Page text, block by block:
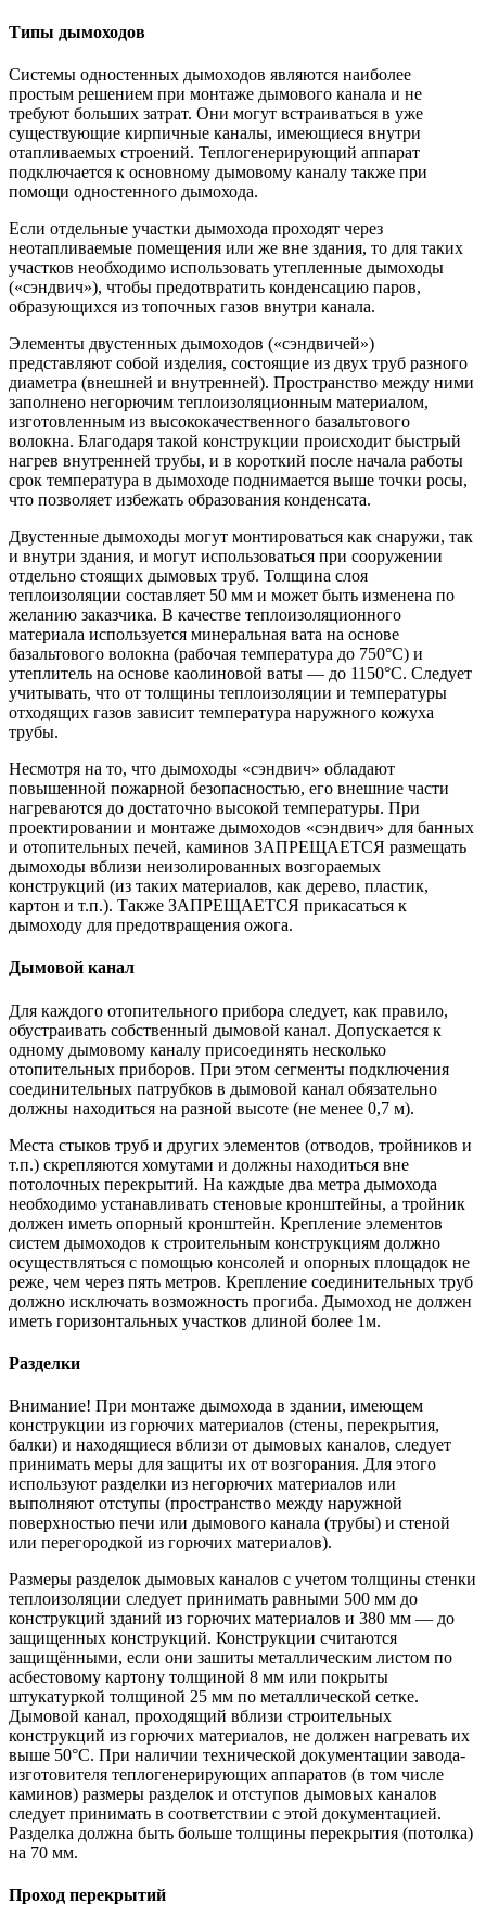
Типы дымоходов
Системы одностенных дымоходов являются наиболее
простым решением при монтаже дымового канала и не
требуют больших затрат. Они могут встраиваться в уже
существующие кирпичные каналы, имеющиеся внутри
отапливаемых строений. Теплогенерирующий аппарат
подключается к основному дымовому каналу также при
помощи одностенного дымохода.
Если отдельные участки дымохода проходят через
неотапливаемые помещения или же вне здания, то для таких
участков необходимо использовать утепленные дымоходы
(«сэндвич»), чтобы предотвратить конденсацию паров,
образующихся из топочных газов внутри канала.
Элементы двустенных дымоходов («сэндвичей»)
представляют собой изделия, состоящие из двух труб разного
диаметра (внешней и внутренней). Пространство между ними
заполнено негорючим теплоизоляционным материалом,
изготовленным из высококачественного базальтового
волокна. Благодаря такой конструкции происходит быстрый
нагрев внутренней трубы, и в короткий после начала работы
срок температура в дымоходе поднимается выше точки росы,
что позволяет избежать образования конденсата.
Двустенные дымоходы могут монтироваться как снаружи, так
и внутри здания, и могут использоваться при сооружении
отдельно стоящих дымовых труб. Толщина слоя
теплоизоляции составляет 50 мм и может быть изменена по
желанию заказчика. В качестве теплоизоляционного
материала используется минеральная вата на основе
базальтового волокна (рабочая температура до 750°С) и
утеплитель на основе каолиновой ваты — до 1150°С. Следует
учитывать, что от толщины теплоизоляции и температуры
отходящих газов зависит температура наружного кожуха
трубы.
Несмотря на то, что дымоходы «сэндвич» обладают
повышенной пожарной безопасностью, его внешние части
нагреваются до достаточно высокой температуры. При
проектировании и монтаже дымоходов «сэндвич» для банных
и отопительных печей, каминов ЗАПРЕЩАЕТСЯ размещать
дымоходы вблизи неизолированных возгораемых
конструкций (из таких материалов, как дерево, пластик,
картон и т.п.). Также ЗАПРЕЩАЕТСЯ прикасаться к
дымоходу для предотвращения ожога.
Дымовой канал
Для каждого отопительного прибора следует, как правило,
обустраивать собственный дымовой канал. Допускается к
одному дымовому каналу присоединять несколько
отопительных приборов. При этом сегменты подключения
соединительных патрубков в дымовой канал обязательно
должны находиться на разной высоте (не менее 0,7 м).
Места стыков труб и других элементов (отводов, тройников и
т.п.) скрепляются хомутами и должны находиться вне
потолочных перекрытий. На каждые два метра дымохода
необходимо устанавливать стеновые кронштейны, а тройник
должен иметь опорный кронштейн. Крепление элементов
систем дымоходов к строительным конструкциям должно
осуществляться с помощью консолей и опорных площадок не
реже, чем через пять метров. Крепление соединительных труб
должно исключать возможность прогиба. Дымоход не должен
иметь горизонтальных участков длиной более 1м.
Разделки
Внимание! При монтаже дымохода в здании, имеющем
конструкции из горючих материалов (стены, перекрытия,
балки) и находящиеся вблизи от дымовых каналов, следует
принимать меры для защиты их от возгорания. Для этого
используют разделки из негорючих материалов или
выполняют отступы (пространство между наружной
поверхностью печи или дымового канала (трубы) и стеной
или перегородкой из горючих материалов).
Размеры разделок дымовых каналов с учетом толщины стенки
теплоизоляции следует принимать равными 500 мм до
конструкций зданий из горючих материалов и 380 мм — до
защищенных конструкций. Конструкции считаются
защищёнными, если они зашиты металлическим листом по
асбестовому картону толщиной 8 мм или покрыты
штукатуркой толщиной 25 мм по металлической сетке.
Дымовой канал, проходящий вблизи строительных
конструкций из горючих материалов, не должен нагревать их
выше 50°С. При наличии технической документации завода-
изготовителя теплогенерирующих аппаратов (в том числе
каминов) размеры разделок и отступов дымовых каналов
следует принимать в соответствии с этой документацией.
Разделка должна быть больше толщины перекрытия (потолка)
на 70 мм.
Проход перекрытий